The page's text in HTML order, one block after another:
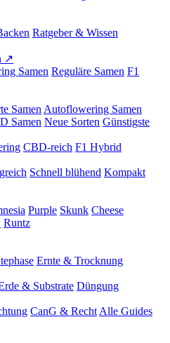
Ratgeber & Wissen
↗
Samen Reguläre Samen F1
Samen Autoflowering Samen
Samen Neue Sorten Günstigste
CBD-reich F1 Hybrid
Schnell blühend Kompakt
Purple Skunk Cheese
Runtz
Ernte & Trocknung
& Substrate Düngung
CanG & Recht Alle Guides